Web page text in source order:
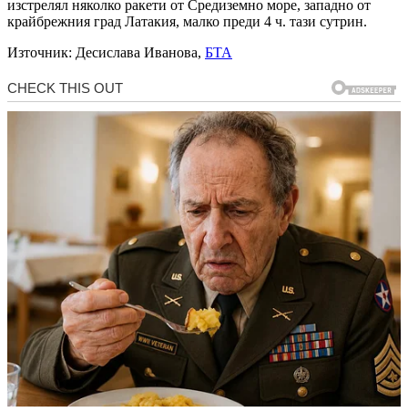
изстрелял няколко ракети от Средиземно море, западно от
крайбрежния град Латакия, малко преди 4 ч. тази сутрин.
Източник: Десислава Иванова, БТА